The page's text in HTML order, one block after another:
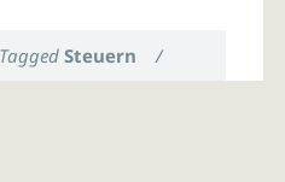
TaggedSteuern /